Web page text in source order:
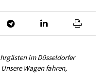
im Düsseldorfer
Wagen fahren,